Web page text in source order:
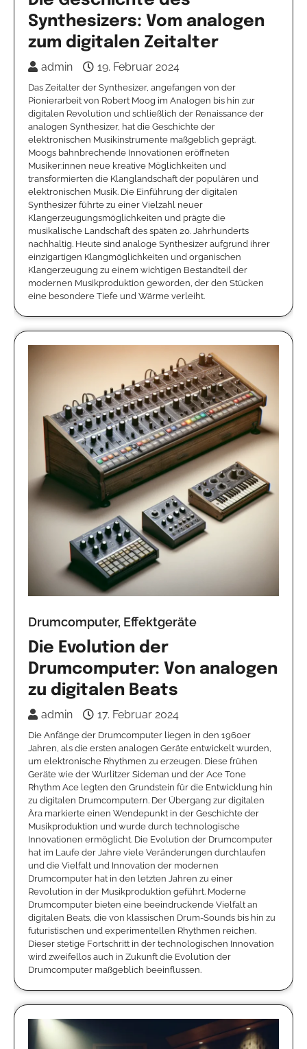
Synthesizers: Vom analogen
zum digitalen Zeitalter
admin 19. Februar 2024
Das Zeitalter der Synthesizer, angefangen von der
Pionierarbeit von Robert Moog im Analogen bis hin zur
digitalen Revolution und schließlich der Renaissance der
analogen Synthesizer, hat die Geschichte der
elektronischen Musikinstrumente maßgeblich geprägt.
Moogs bahnbrechende Innovationen eröffneten
Musiker:innen neue kreative Möglichkeiten und
transformierten die Klanglandschaft der populären und
elektronischen Musik. Die Einführung der digitalen
Synthesizer führte zu einer Vielzahl neuer
Klangerzeugungsmöglichkeiten und prägte die
musikalische Landschaft des späten 20. Jahrhunderts
nachhaltig. Heute sind analoge Synthesizer aufgrund ihrer
einzigartigen Klangmöglichkeiten und organischen
Klangerzeugung zu einem wichtigen Bestandteil der
modernen Musikproduktion geworden, der den Stücken
eine besondere Tiefe und Wärme verleiht.
Drumcomputer, Effektgeräte
Die Evolution der
Drumcomputer: Von analogen
zu digitalen Beats
admin 17. Februar 2024
Die Anfänge der Drumcomputer liegen in den 1960er
Jahren, als die ersten analogen Geräte entwickelt wurden,
um elektronische Rhythmen zu erzeugen. Diese frühen
Geräte wie der Wurlitzer Sideman und der Ace Tone
Rhythm Ace legten den Grundstein für die Entwicklung hin
zu digitalen Drumcomputern. Der Übergang zur digitalen
Ära markierte einen Wendepunkt in der Geschichte der
Musikproduktion und wurde durch technologische
Innovationen ermöglicht. Die Evolution der Drumcomputer
hat im Laufe der Jahre viele Veränderungen durchlaufen
und die Vielfalt und Innovation der modernen
Drumcomputer hat in den letzten Jahren zu einer
Revolution in der Musikproduktion geführt. Moderne
Drumcomputer bieten eine beeindruckende Vielfalt an
digitalen Beats, die von klassischen Drum-Sounds bis hin zu
futuristischen und experimentellen Rhythmen reichen.
Dieser stetige Fortschritt in der technologischen Innovation
wird zweifellos auch in Zukunft die Evolution der
Drumcomputer maßgeblich beeinflussen.